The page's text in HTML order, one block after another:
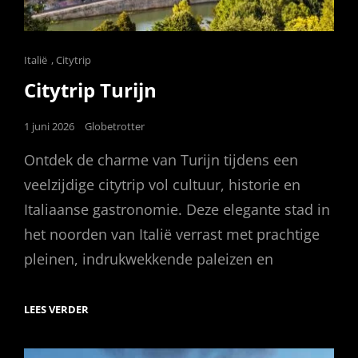
Cat
Links
Italië ,Citytrip
Citytrip Turijn
Posted
1 juni 2026 Globetrotter
Ontdek de charme van Turijn tijdens een
veelzijdige citytrip vol cultuur, historie en
Italiaanse gastronomie. Deze elegante stad in
het noorden van Italië verrast met prachtige
pleinen, indrukwekkende paleizen en
LEES VERDER